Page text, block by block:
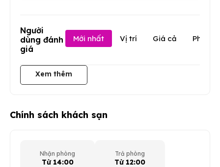
Người
dùng đánh
giá
Mới nhất Vị trí Giá cả Phục
Xem thêm
Chính sách khách sạn
Nhận phòng
Từ 14:00
Trả phòng
Từ 12:00